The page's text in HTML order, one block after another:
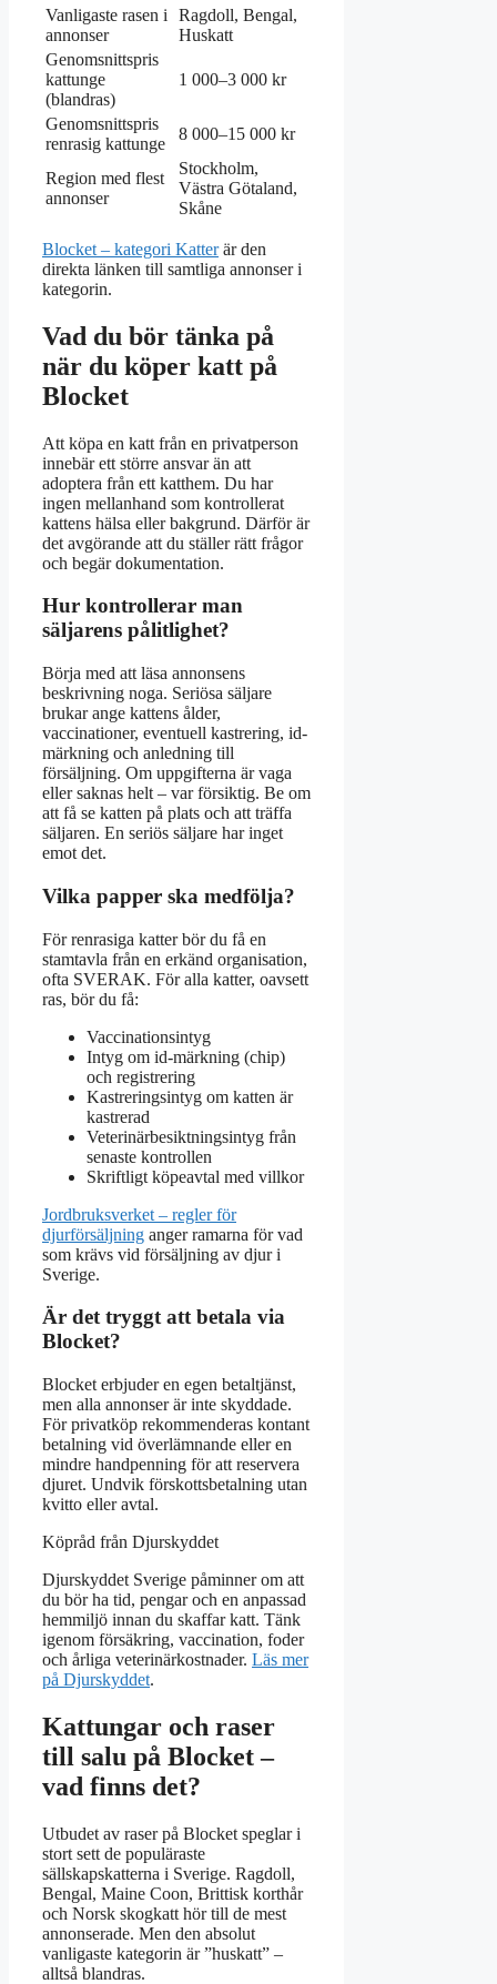
Vanligaste rasen i
annonser
Ragdoll, Bengal,
Huskatt
Genomsnittspris
kattunge
(blandras)
1 000–3 000 kr
Genomsnittspris
renrasig kattunge
8 000–15 000 kr
Region med flest
annonser
Stockholm,
Västra Götaland,
Skåne
Blocket – kategori Katterär den
direkta länken till samtliga annonser i
kategorin.
Vad du bör tänka på
när du köper katt på
Blocket
Att köpa en katt från en privatperson
innebär ett större ansvar än att
adoptera från ett katthem. Du har
ingen mellanhand som kontrollerat
kattens hälsa eller bakgrund. Därför är
det avgörande att du ställer rätt frågor
och begär dokumentation.
Hur kontrollerar man
säljarens pålitlighet?
Börja med att läsa annonsens
beskrivning noga. Seriösa säljare
brukar ange kattens ålder,
vaccinationer, eventuell kastrering, id-
märkning och anledning till
försäljning. Om uppgifterna är vaga
eller saknas helt – var försiktig. Be om
att få se katten på plats och att träffa
säljaren. En seriös säljare har inget
emot det.
Vilka papper ska medfölja?
För renrasiga katter bör du få en
stamtavla från en erkänd organisation,
ofta SVERAK. För alla katter, oavsett
ras, bör du få:
Vaccinationsintyg
Intyg om id-märkning (chip)
och registrering
Kastreringsintyg om katten är
kastrerad
Veterinärbesiktningsintyg från
senaste kontrollen
Skriftligt köpeavtal med villkor
Jordbruksverket – regler för
djurförsäljning anger ramarna för vad
som krävs vid försäljning av djur i
Sverige.
Är det tryggt att betala via
Blocket?
Blocket erbjuder en egen betaltjänst,
men alla annonser är inte skyddade.
För privatköp rekommenderas kontant
betalning vid överlämnande eller en
mindre handpenning för att reservera
djuret. Undvik förskottsbetalning utan
kvitto eller avtal.
Köpråd från Djurskyddet
Djurskyddet Sverige påminner om att
du bör ha tid, pengar och en anpassad
hemmiljö innan du skaffar katt. Tänk
igenom försäkring, vaccination, foder
och årliga veterinärkostnader. Läs mer
på Djurskyddet.
Kattungar och raser
till salu på Blocket –
vad finns det?
Utbudet av raser på Blocket speglar i
stort sett de populäraste
sällskapskatterna i Sverige. Ragdoll,
Bengal, Maine Coon, Brittisk korthår
och Norsk skogkatt hör till de mest
annonserade. Men den absolut
vanligaste kategorin är ”huskatt” –
alltså blandras.